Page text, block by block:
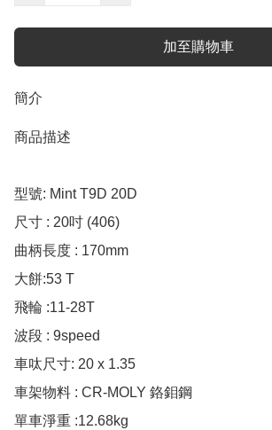
加至購物車
簡介
商品描述
型號: Mint T9D 20D
尺寸 : 20吋 (406)
曲柄長度 : 170mm
大餅:53 T
飛輪 :11-28T
波段 : 9speed
車呔尺寸: 20 x 1.35
車架物料 : CR-MOLY 鉻鉬鋼
單車淨重 :12.68kg